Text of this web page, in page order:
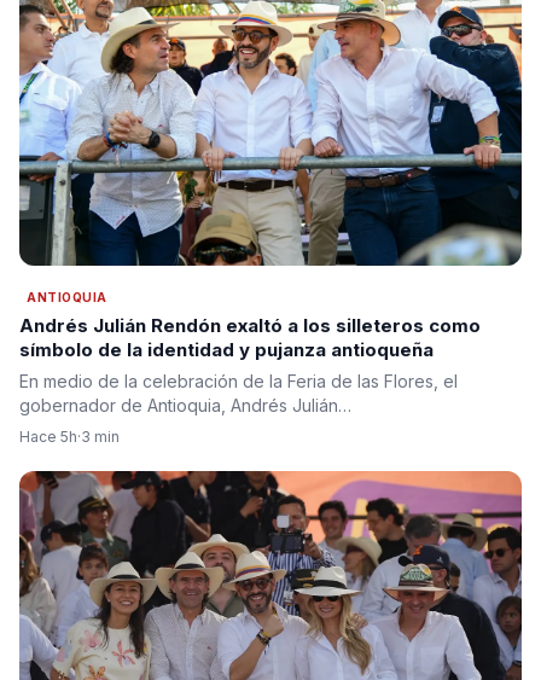
ANTIOQUIA
Andrés Julián Rendón exaltó a los silleteros como
símbolo de la identidad y pujanza antioqueña
En medio de la celebración de la Feria de las Flores, el
gobernador de Antioquia, Andrés Julián…
Hace 5h·3 min